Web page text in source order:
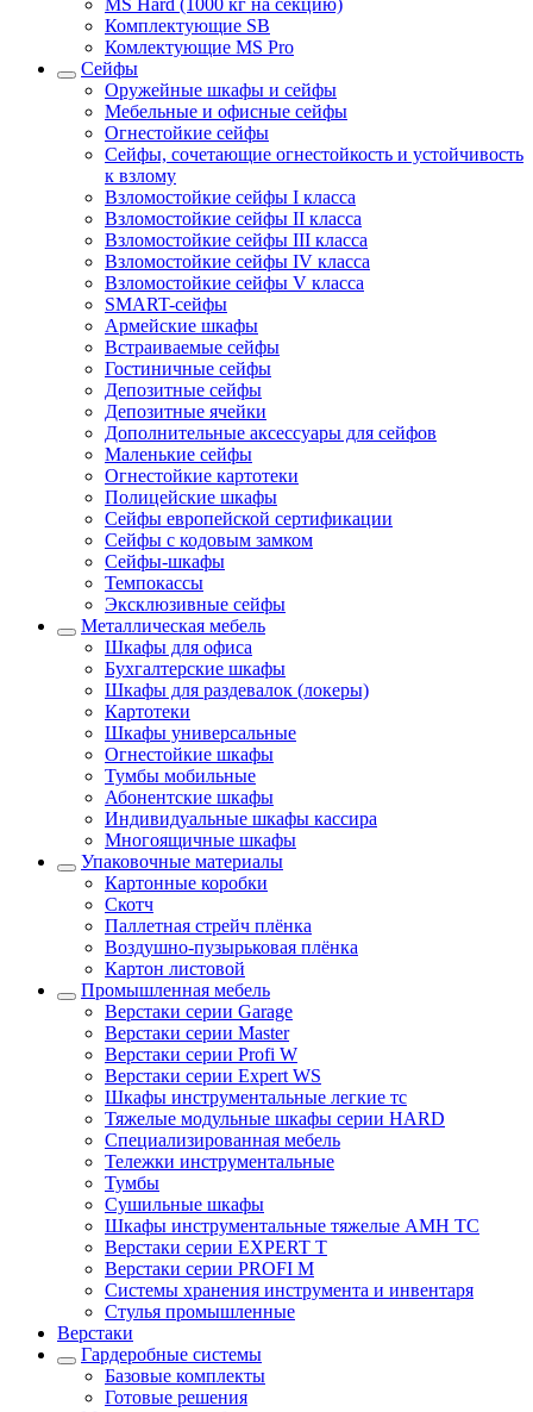
Комплектующие SB
Комлектующие MS Pro
Сейфы
Оружейные шкафы и сейфы
Мебельные и офисные сейфы
Огнестойкие сейфы
Сейфы, сочетающие огнестойкость и устойчивость
к взлому
Взломостойкие сейфы I класса
Взломостойкие сейфы II класса
Взломостойкие сейфы III класса
Взломостойкие сейфы IV класса
Взломостойкие сейфы V класса
SMART-сейфы
Армейские шкафы
Встраиваемые сейфы
Гостиничные сейфы
Депозитные сейфы
Депозитные ячейки
Дополнительные аксессуары для сейфов
Маленькие сейфы
Огнестойкие картотеки
Полицейские шкафы
Сейфы европейской сертификации
Сейфы с кодовым замком
Сейфы-шкафы
Темпокассы
Эксклюзивные сейфы
Металлическая мебель
Шкафы для офиса
Бухгалтерские шкафы
Шкафы для раздевалок (локеры)
Картотеки
Шкафы универсальные
Огнестойкие шкафы
Тумбы мобильные
Абонентские шкафы
Индивидуальные шкафы кассира
Многоящичные шкафы
Упаковочные материалы
Картонные коробки
Скотч
Паллетная стрейч плёнка
Воздушно-пузырьковая плёнка
Картон листовой
Промышленная мебель
Верстаки серии Garage
Верстаки серии Master
Верстаки серии Profi W
Верстаки серии Expert WS
Шкафы инструментальные легкие тс
Тяжелые модульные шкафы серии HARD
Cпециализированная мебель
Тележки инструментальные
Тумбы
Cушильные шкафы
Шкафы инструментальные тяжелые AMH TC
Верстаки серии EXPERT T
Верстаки серии PROFI M
Системы хранения инструмента и инвентаря
Стулья промышленные
Верстаки
Гардеробные системы
Базовые комплекты
Готовые решения